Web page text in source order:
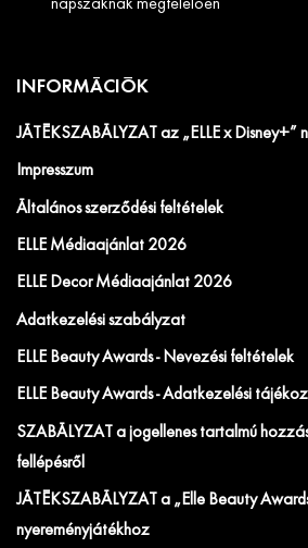
napszaknak megfelelően
INFORMÁCIÓK
JÁTÉKSZABÁLYZAT az „ELLE x Disney+”
Impresszum
Általános szerződési feltételek
ELLE Médiaajánlat 2026
ELLE Decor Médiaajánlat 2026
Adatkezelési szabályzat
ELLE Beauty Awards - Nevezési feltételek
ELLE Beauty Awards - Adatkezelési
SZABÁLYZAT a jogellenes tartalmú
fellépésről
JÁTÉKSZABÁLYZAT a „Elle Beauty
nyereményjátékhoz